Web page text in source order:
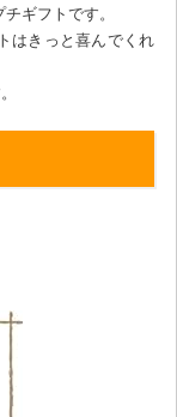
ギフトです。
はきっと喜んでくれ